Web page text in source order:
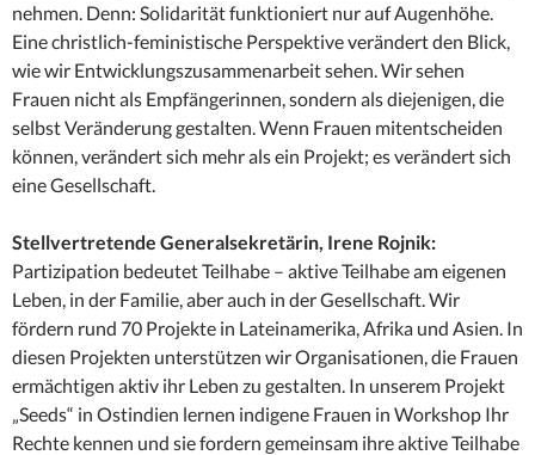
nehmen. Denn: Solidarität funktioniert nur auf Augenhöhe.
Eine christlich-feministische Perspektive verändert den Blick,
wie wir Entwicklungszusammenarbeit sehen. Wir sehen
Frauen nicht als Empfängerinnen, sondern als diejenigen, die
selbst Veränderung gestalten. Wenn Frauen mitentscheiden
können, verändert sich mehr als ein Projekt; es verändert sich
eine Gesellschaft.
Stellvertretende Generalsekretärin, Irene Rojnik:
Partizipation bedeutet Teilhabe – aktive Teilhabe am eigenen
Leben, in der Familie, aber auch in der Gesellschaft. Wir
fördern rund 70 Projekte in Lateinamerika, Afrika und Asien. In
diesen Projekten unterstützen wir Organisationen, die Frauen
ermächtigen aktiv ihr Leben zu gestalten. In unserem Projekt
„Seeds“ in Ostindien lernen indigene Frauen in Workshop Ihr
Rechte kennen und sie fordern gemeinsam ihre aktive Teilhabe